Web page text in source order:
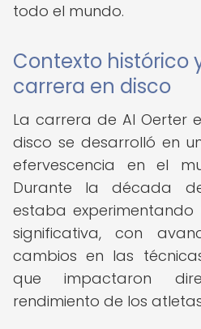
todo el mundo.
Contexto histórico
carrera en disco
La carrera de Al Oerter
disco se desarrolló en
efervescencia en el
Durante la década
estaba
significativa, con
cambios en las
que impactaron
rendimiento de los